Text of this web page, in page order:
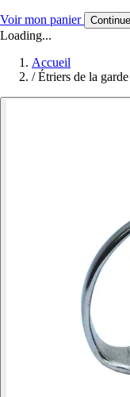
Voir mon panier
Loading...
Accueil
/ Étriers de la